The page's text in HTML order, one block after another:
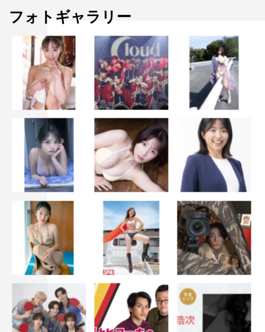
フォトギャラリー